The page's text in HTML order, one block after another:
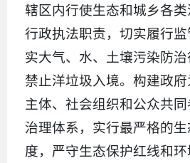
辖区内行使生态和城乡各
行政执法职责，切实履行
实大气、水、土壤污染防
禁止洋垃圾入境。构建政
主体、社会组织和公众共
治理体系，实行最严格的生
度，严守生态保护红线和